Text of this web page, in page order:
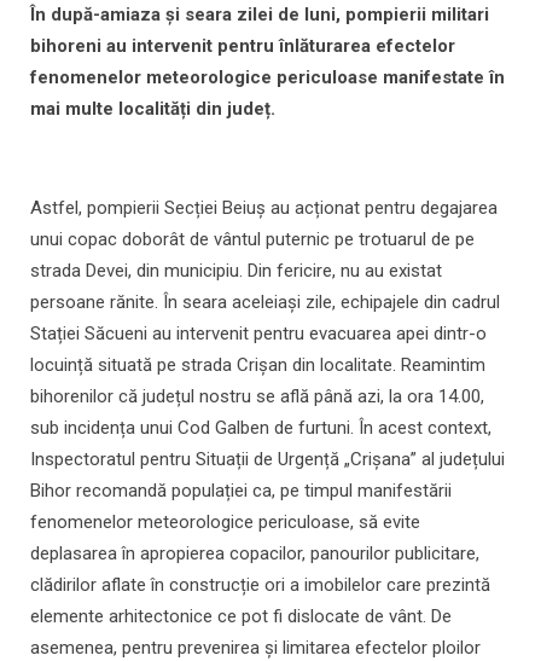
În după-amiaza și seara zilei de luni, pompierii militari
bihoreni au intervenit pentru înlăturarea efectelor
fenomenelor meteorologice periculoase manifestate în
mai multe localități din județ.
Astfel, pompierii Secției Beiuș au acționat pentru degajarea
unui copac doborât de vântul puternic pe trotuarul de pe
strada Devei, din municipiu. Din fericire, nu au existat
persoane rănite. În seara aceleiași zile, echipajele din cadrul
Stației Săcueni au intervenit pentru evacuarea apei dintr-o
locuință situată pe strada Crișan din localitate. Reamintim
bihorenilor că județul nostru se află până azi, la ora 14.00,
sub incidența unui Cod Galben de furtuni. În acest context,
Inspectoratul pentru Situații de Urgență „Crișana” al județului
Bihor recomandă populației ca, pe timpul manifestării
fenomenelor meteorologice periculoase, să evite
deplasarea în apropierea copacilor, panourilor publicitare,
clădirilor aflate în construcție ori a imobilelor care prezintă
elemente arhitectonice ce pot fi dislocate de vânt. De
asemenea, pentru prevenirea și limitarea efectelor ploilor